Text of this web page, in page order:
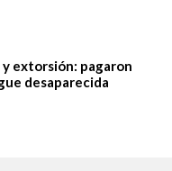
extorsión: pagaron
desaparecida